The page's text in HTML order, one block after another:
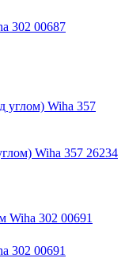
302 00687
Wiha 357 26234
302 00691